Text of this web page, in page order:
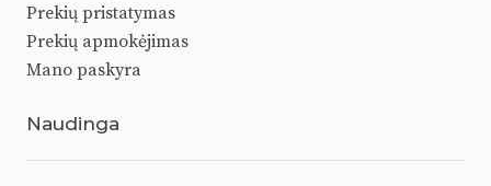
Prekių pristatymas
Prekių apmokėjimas
Mano paskyra
Naudinga